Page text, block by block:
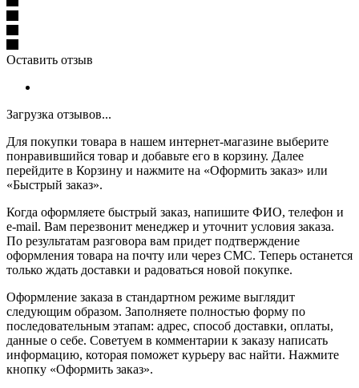
Оставить отзыв
Загрузка отзывов...
Для покупки товара в нашем интернет-магазине выберите
понравившийся товар и добавьте его в корзину. Далее
перейдите в Корзину и нажмите на «Оформить заказ» или
«Быстрый заказ».
Когда оформляете быстрый заказ, напишите ФИО, телефон и
e-mail. Вам перезвонит менеджер и уточнит условия заказа.
По результатам разговора вам придет подтверждение
оформления товара на почту или через СМС. Теперь останется
только ждать доставки и радоваться новой покупке.
Оформление заказа в стандартном режиме выглядит
следующим образом. Заполняете полностью форму по
последовательным этапам: адрес, способ доставки, оплаты,
данные о себе. Советуем в комментарии к заказу написать
информацию, которая поможет курьеру вас найти. Нажмите
кнопку «Оформить заказ».